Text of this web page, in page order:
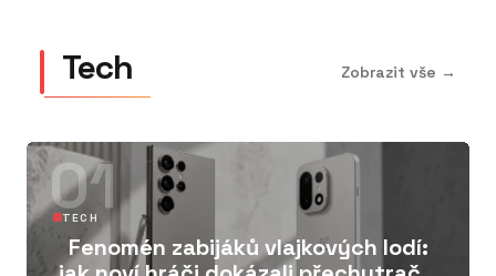
Tech Zobrazit vše →
01
TECH
Fenomén zabijáků vlajkových lodí: